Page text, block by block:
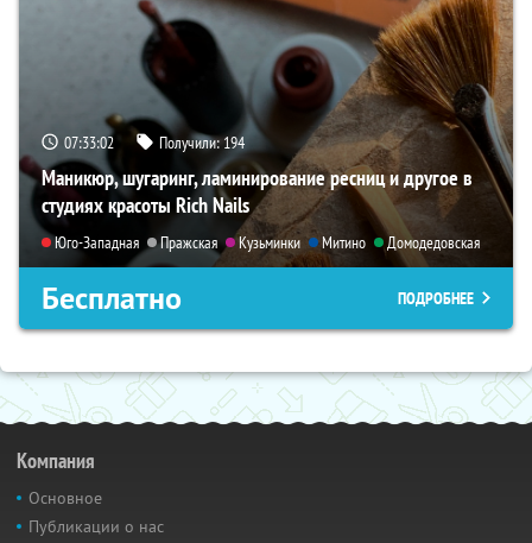
07:33:01 Получили:194
Маникюр, шугаринг, ламинирование ресниц и другое в
студиях красоты Rich Nails
Юго-Западная Пражская Кузьминки Митино Домодедовская
Бесплатно ПОДРОБНЕЕ
Компания
Основное
Публикации о нас